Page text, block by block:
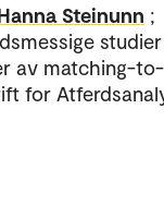
Steinunn ;
av matching-to-
for